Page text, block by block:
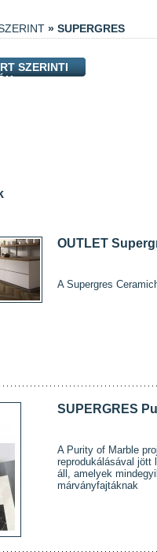
» SUPERGRES
SZERINTI
OUTLET
A Supergres
SUPERGRES
A Purity of Marble
reprodukálásával jött
áll, amelyek
márványfajtáknak